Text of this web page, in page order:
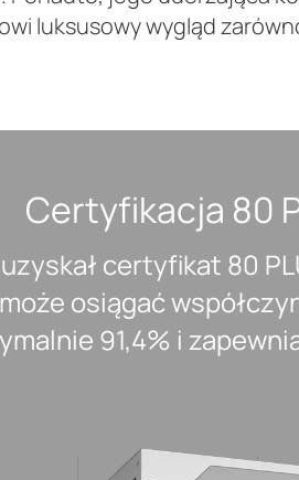
luksusowy wygląd
Certyfikacja 80
certyfikat 80
osiągać
91,4% i